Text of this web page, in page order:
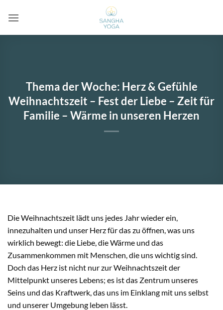
Inhalt
Thema der Woche: Herz & Gefühle
Weihnachtszeit – Fest der Liebe – Zeit für
Familie – Wärme in unseren Herzen
Die Weihnachtszeit lädt uns jedes Jahr wieder ein,
innezuhalten und unser Herz für das zu öffnen, was uns
wirklich bewegt: die Liebe, die Wärme und das
Zusammenkommen mit Menschen, die uns wichtig sind.
Doch das Herz ist nicht nur zur Weihnachtszeit der
Mittelpunkt unseres Lebens; es ist das Zentrum unseres
Seins und das Kraftwerk, das uns im Einklang mit uns selbst
und unserer Umgebung leben lässt.